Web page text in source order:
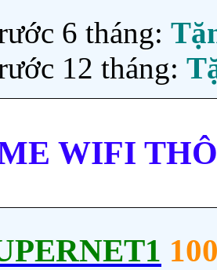
6 tháng:
12 tháng:
WIFI